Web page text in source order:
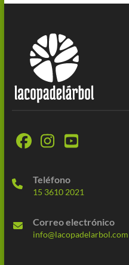
Teléfono
15 3610 2021
Correo electrónico
info@lacopadelarbol.com